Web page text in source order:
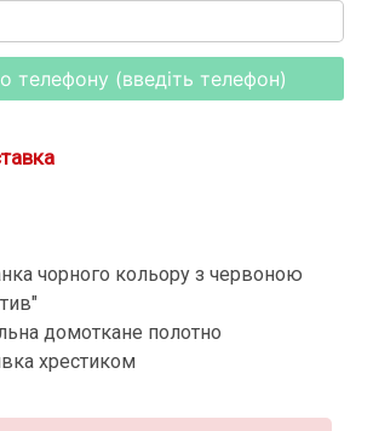
телефону (введіть телефон)
чорного кольору з червоною
домоткане полотно
хрестиком